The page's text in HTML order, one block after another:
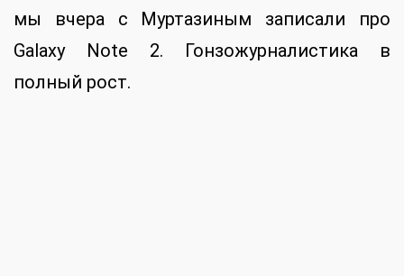
мы вчера с Муртазиным записали про
Galaxy Note 2. Гонзожурналистика в
полный рост.